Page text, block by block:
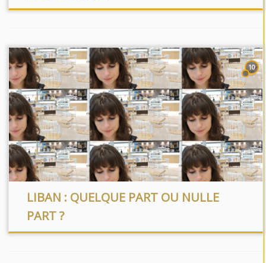
10
LIBAN : QUELQUE PART OU NULLE
PART ?